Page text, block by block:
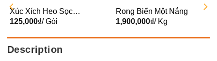
Xúc Xích Heo Sọc
Dưa KB 500g
125,000₫/ Gói
Rong Biển Một Nắng
1,900,000₫/ Kg
Description